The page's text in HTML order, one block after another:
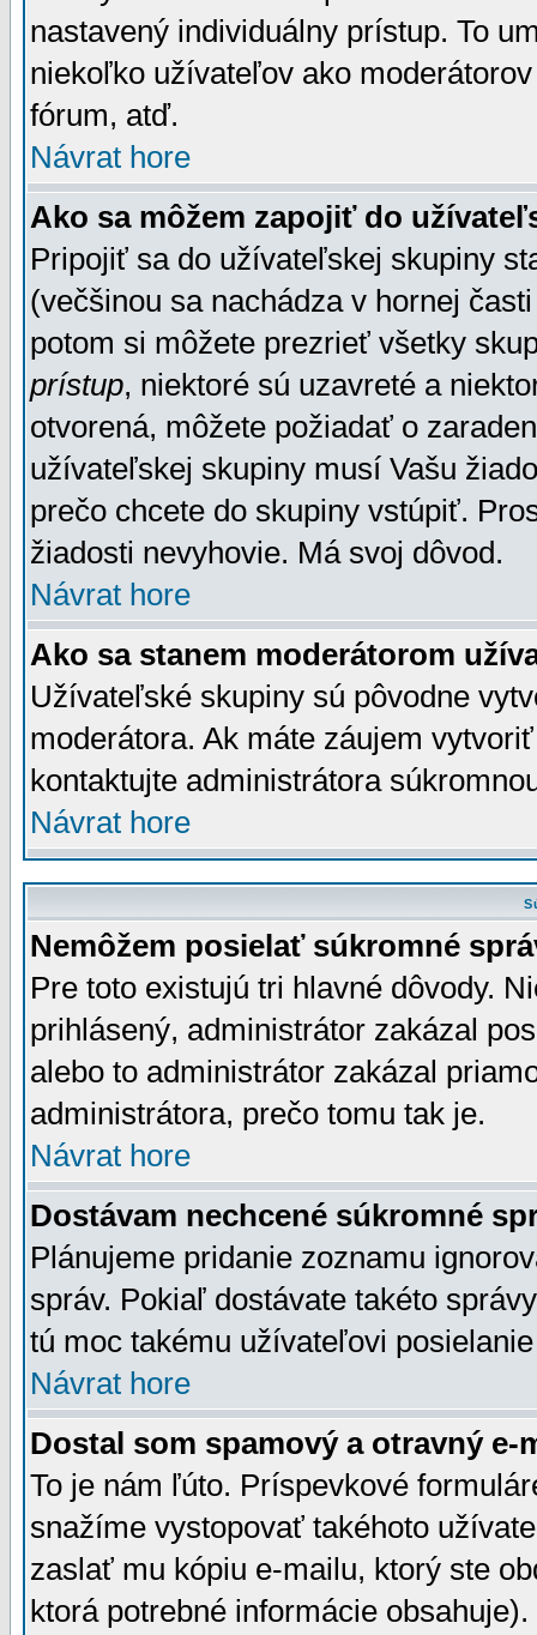
nastavený individuálny prístup. To
niekoľko užívateľov ako
fórum, atď.
Návrat hore
Ako sa môžem zapojiť do
Pripojiť sa do užívateľskej skupiny
(večšinou sa nachádza v hornej
potom si môžete prezrieť všetky
prístup, niektoré sú uzavreté a
otvorená, môžete požiadať o
užívateľskej skupiny musí Vašu
prečo chcete do skupiny vstúpiť.
žiadosti nevyhovie. Má svoj dôvod.
Návrat hore
Ako sa stanem moderátorom
Užívateľské skupiny sú pôvodne
moderátora. Ak máte záujem
kontaktujte administrátora
Návrat hore
Nemôžem posielať súkromné
Pre toto existujú tri hlavné dôvody.
prihlásený, administrátor zakázal
alebo to administrátor zakázal
administrátora, prečo tomu tak je.
Návrat hore
Dostávam nechcené súkromné
Plánujeme pridanie zoznamu
správ. Pokiaľ dostávate takéto
tú moc takému užívateľovi
Návrat hore
Dostal som spamový a otravný e-
To je nám ľúto. Príspevkové
snažíme vystopovať takéhoto
zaslať mu kópiu e-mailu, ktorý ste
ktorá potrebné informácie